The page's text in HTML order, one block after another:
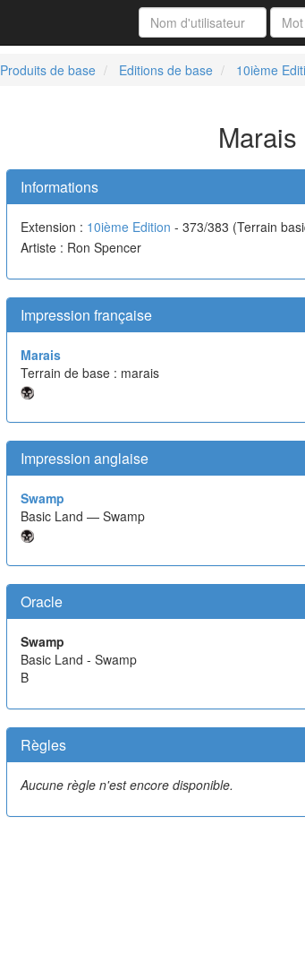
Produits de base Editions de base 10ième
Marais
Informations
Extension : 10ième Edition - 373/383 (Terrain
Artiste : Ron Spencer
Impression française
Marais
Terrain de base : marais
Impression anglaise
Swamp
Basic Land — Swamp
Oracle
Swamp
Basic Land - Swamp
B
Règles
Aucune règle n'est encore disponible.